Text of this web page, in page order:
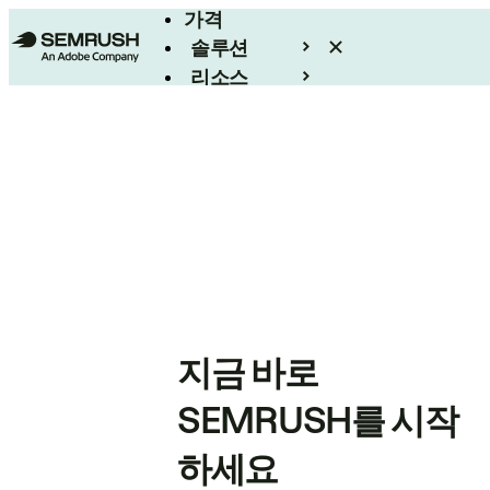
가격
솔루션
리소스
지금 바로
SEMRUSH를 시작
하세요